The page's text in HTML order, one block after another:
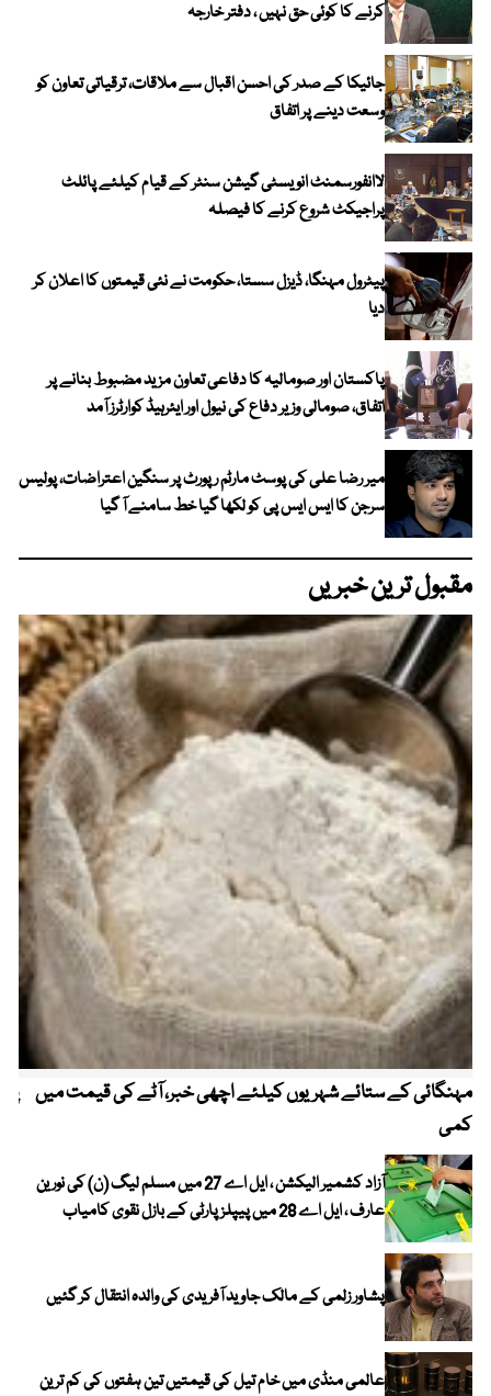
کرنے کا کوئی حق نہیں ، دفتر خارجہ
جائیکا کے صدر کی احسن اقبال سے ملاقات، ترقیاتی تعاون کو
وسعت دینے پر اتفاق
لاانفورسمنٹ انویسٹی گیشن سنٹر کے قیام کیلئے پائلٹ
پراجیکٹ شروع کرنے کا فیصلہ
پیٹرول مہنگا، ڈیزل سستا، حکومت نے نئی قیمتوں کا اعلان کر
دیا
پاکستان اور صومالیہ کا دفاعی تعاون مزید مضبوط بنانے پر
اتفاق، صومالی وزیر دفاع کی نیول اور ایئرہیڈ کوارٹرز آمد
میر رضا علی کی پوسٹ مارٹم رپورٹ پر سنگین اعتراضات، پولیس
سرجن کا ایس ایس پی کو لکھا گیا خط سامنے آ گیا
مقبول ترین خبریں
مہنگائی کے ستائے شہریوں کیلئے اچھی خبر، آٹے کی قیمت میں
کمی
آزاد کشمیر الیکشن ، ایل اے 27 میں مسلم لیگ (ن) کی نورین
عارف ، ایل اے 28 میں پیپلز پارٹی کے بازل نقوی کامیاب
پشاور زلمی کے مالک جاوید آفریدی کی والدہ انتقال کر گئیں
عالمی منڈی میں خام تیل کی قیمتیں تین ہفتوں کی کم ترین